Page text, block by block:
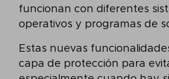
funcionan con diferentes
operativos y programas de
Estas nuevas
capa de protección para